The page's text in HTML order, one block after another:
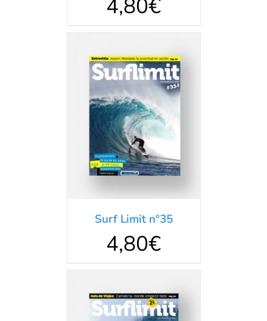
4,80€
DETALLES
Surf Limit nº35
4,80€